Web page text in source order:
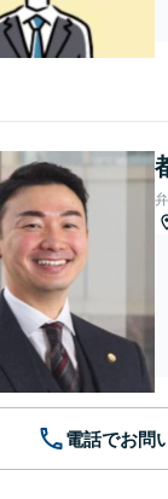
電話でお問